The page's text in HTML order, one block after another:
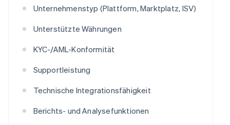
Unternehmenstyp (Plattform, Marktplatz, ISV)
Unterstützte Währungen
KYC-/AML-Konformität
Supportleistung
Technische Integrationsfähigkeit
Berichts- und Analysefunktionen